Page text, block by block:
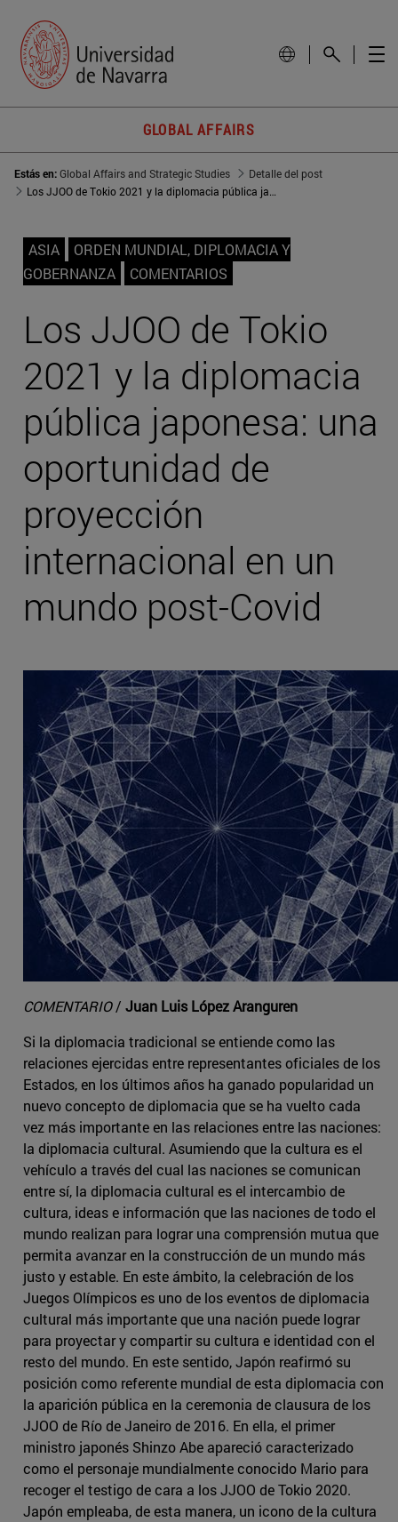
GLOBAL AFFAIRS
Estás en:Global Affairs and Strategic Studies
Detalle del post
Los JJOO de Tokio 2021 y la diplomacia pública japonesa: una oportunidad de proyección internacional en un mundo post-Covid
ASIA
ORDEN MUNDIAL, DIPLOMACIA Y
GOBERNANZA
COMENTARIOS
Los JJOO de Tokio
2021 y la diplomacia
pública japonesa: una
oportunidad de
proyección
internacional en un
mundo post-Covid
COMENTARIO/ Juan Luis López Aranguren
Si la diplomacia tradicional se entiende como las
relaciones ejercidas entre representantes oficiales de los
Estados, en los últimos años ha ganado popularidad un
nuevo concepto de diplomacia que se ha vuelto cada
vez más importante en las relaciones entre las naciones:
la diplomacia cultural. Asumiendo que la cultura es el
vehículo a través del cual las naciones se comunican
entre sí, la diplomacia cultural es el intercambio de
cultura, ideas e información que las naciones de todo el
mundo realizan para lograr una comprensión mutua que
permita avanzar en la construcción de un mundo más
justo y estable. En este ámbito, la celebración de los
Juegos Olímpicos es uno de los eventos de diplomacia
cultural más importante que una nación puede lograr
para proyectar y compartir su cultura e identidad con el
resto del mundo. En este sentido, Japón reafirmó su
posición como referente mundial de esta diplomacia con
la aparición pública en la ceremonia de clausura de los
JJOO de Río de Janeiro de 2016. En ella, el primer
ministro japonés Shinzo Abe apareció caracterizado
como el personaje mundialmente conocido Mario para
recoger el testigo de cara a los JJOO de Tokio 2020.
Japón empleaba, de esta manera, un icono de la cultura